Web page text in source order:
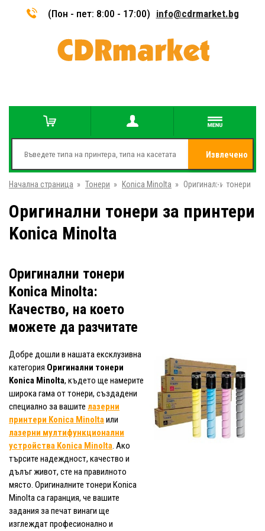
(Пон - пет: 8:00 - 17:00) info@cdrmarket.bg
Извлечено
от
Начална страница » Тонери » Konica Minolta » Оригинални тонери
Оригинални тонери за принтери
Konica Minolta
Оригинални тонери
Konica Minolta:
Качество, на което
можете да разчитате
Добре дошли в нашата ексклузивна
категория Оригинални тонери
Konica Minolta, където ще намерите
широка гама от тонери, създадени
специално за вашите лазерни
принтери Konica Minoltaили
лазерни мултифункционални
устройства Konica Minolta. Ако
търсите надеждност, качество и
дълъг живот, сте на правилното
място. Оригиналните тонери Konica
Minolta са гаранция, че вашите
задания за печат винаги ще
изглеждат професионално и